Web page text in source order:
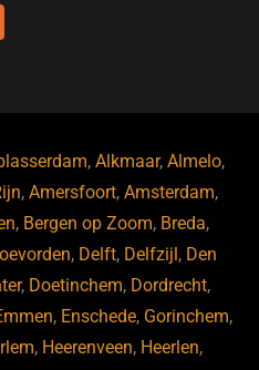
,Alkmaar,Almelo,
,Amersfoort,Amsterdam,
, Bergen op Zoom, Breda,
, Delft, Delfzijl , Den
, Doetinchem, Dordrecht,
, Enschede, Gorinchem,
, Heerenveen, Heerlen,